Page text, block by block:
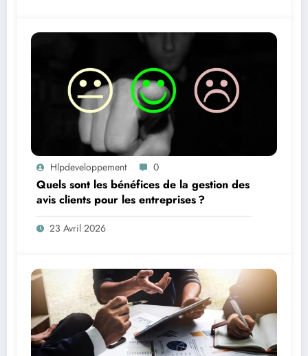
Hlpdeveloppement 0
Quels sont les bénéfices de la gestion des
avis clients pour les entreprises ?
23 Avril 2026